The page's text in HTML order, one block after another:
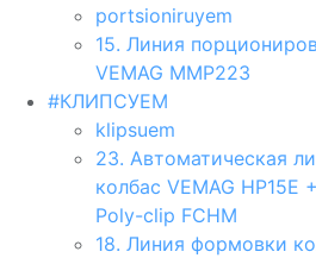
portsioniruyem
15. Линия
VEMAG MMP223
#КЛИПСУЕМ
klipsuem
23. Автоматическая
колбас VEMAG HP15E
Poly-clip FCHM
18. Линия формовки